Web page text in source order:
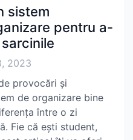
sistem
pentru a-
2023
provocări și
de organizare bine
între o zi
Fie că ești student,